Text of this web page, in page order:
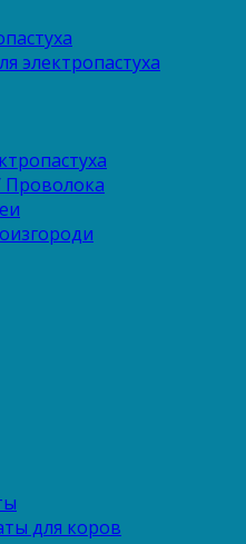
электропастуха
Проволока
для коров